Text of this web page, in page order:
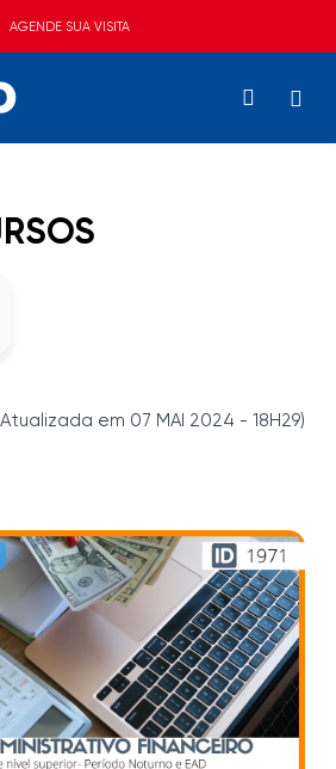
AGENDE SUA VISITA
em 07 MAI 2024 - 18H29)